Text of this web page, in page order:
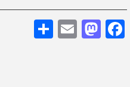
Facebook
Mastodon
Email